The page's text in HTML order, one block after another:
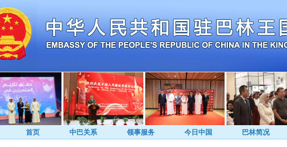
首页 中巴关系 领事服务 今日中国 巴林简况